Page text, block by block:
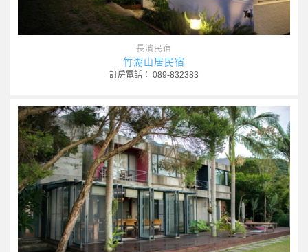
長濱民宿
竹湖山居民宿
訂房電話： 089-832383